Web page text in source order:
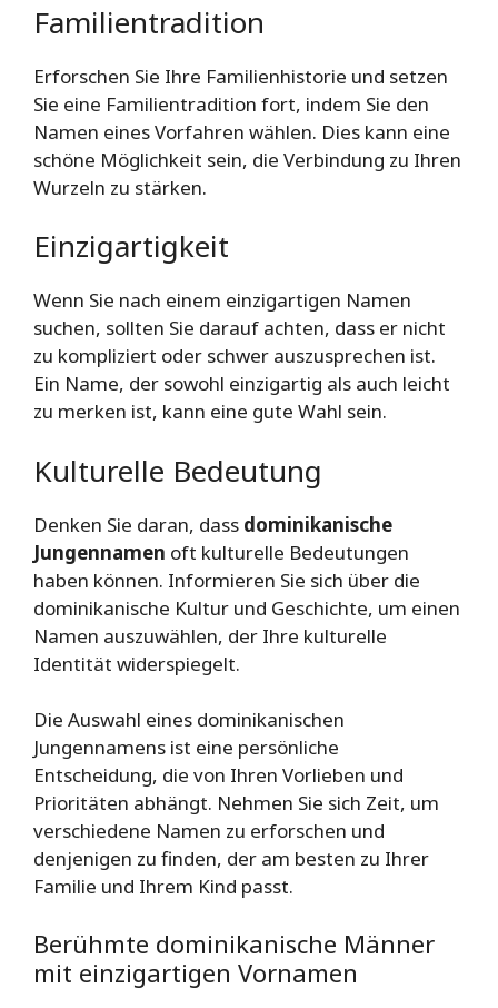
Familientradition
Erforschen Sie Ihre Familienhistorie und setzen
Sie eine Familientradition fort, indem Sie den
Namen eines Vorfahren wählen. Dies kann eine
schöne Möglichkeit sein, die Verbindung zu Ihren
Wurzeln zu stärken.
Einzigartigkeit
Wenn Sie nach einem einzigartigen Namen
suchen, sollten Sie darauf achten, dass er nicht
zu kompliziert oder schwer auszusprechen ist.
Ein Name, der sowohl einzigartig als auch leicht
zu merken ist, kann eine gute Wahl sein.
Kulturelle Bedeutung
Denken Sie daran, dass dominikanische
Jungennamen oft kulturelle Bedeutungen
haben können. Informieren Sie sich über die
dominikanische Kultur und Geschichte, um einen
Namen auszuwählen, der Ihre kulturelle
Identität widerspiegelt.
Die Auswahl eines dominikanischen
Jungennamens ist eine persönliche
Entscheidung, die von Ihren Vorlieben und
Prioritäten abhängt. Nehmen Sie sich Zeit, um
verschiedene Namen zu erforschen und
denjenigen zu finden, der am besten zu Ihrer
Familie und Ihrem Kind passt.
Berühmte dominikanische Männer
mit einzigartigen Vornamen